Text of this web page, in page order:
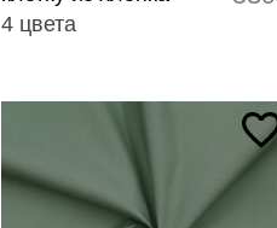
4 цвета